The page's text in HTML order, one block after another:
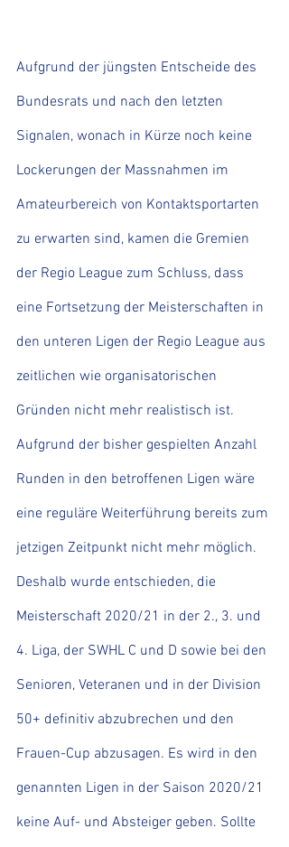
Aufgrund der jüngsten Entscheide des
Bundesrats und nach den letzten
Signalen, wonach in Kürze noch keine
Lockerungen der Massnahmen im
Amateurbereich von Kontaktsportarten
zu erwarten sind, kamen die Gremien
der Regio League zum Schluss, dass
eine Fortsetzung der Meisterschaften in
den unteren Ligen der Regio League aus
zeitlichen wie organisatorischen
Gründen nicht mehr realistisch ist.
Aufgrund der bisher gespielten Anzahl
Runden in den betroffenen Ligen wäre
eine reguläre Weiterführung bereits zum
jetzigen Zeitpunkt nicht mehr möglich.
Deshalb wurde entschieden, die
Meisterschaft 2020/21 in der 2., 3. und
4. Liga, der SWHL C und D sowie bei den
Senioren, Veteranen und in der Division
50+ definitiv abzubrechen und den
Frauen-Cup abzusagen. Es wird in den
genannten Ligen in der Saison 2020/21
keine Auf- und Absteiger geben. Sollte